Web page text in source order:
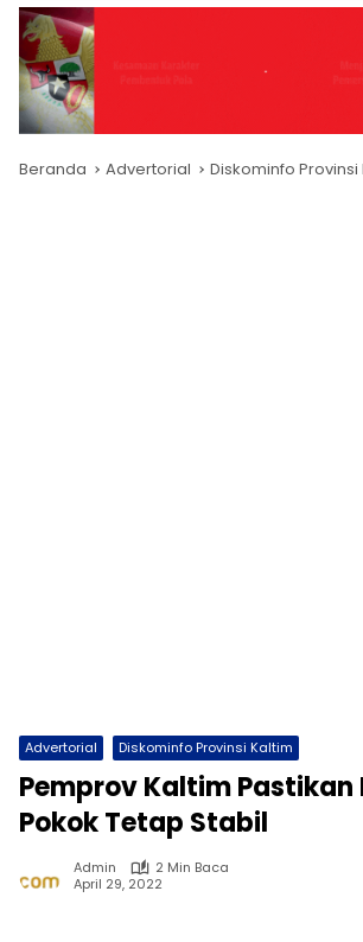
Beranda Advertorial Diskominfo Provinsi
Advertorial Diskominfo Provinsi Kaltim
Pemprov Kaltim Pastikan
Pokok Tetap Stabil
Admin
2 Min Baca
April 29, 2022